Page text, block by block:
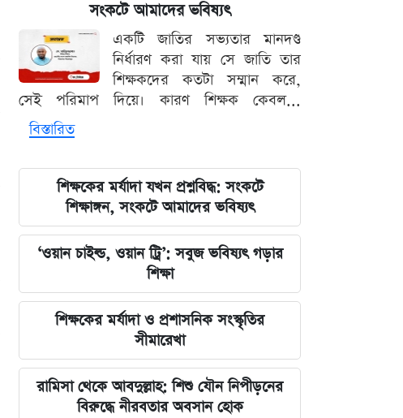
আহসান মুন্সীর উপস্থিতি ঘিরে চাঙ্গা দেবিদ্বার
বিএনপি
ফটিকছড়িতে ব্যবসায়ীকে হত্যাচেষ্টাসহ
একাধিক মামলার আসামি আজম নুর গ্রেপ্তার
নদীর পানি নিয়ে নতুন উদ্বেগ
প্রশাসনিক সংকট ও আন্তর্জাতিক চাপ:
ট্রাম্পের বড় রাজনৈতিক ধাক্কা
৩৪ বছর বয়সে আইপিএল খেলার স্বপ্ন, যে
বিপদে পড়লেন মোহাম্মদ আমির
পদত্যাগের হুমকি দিলে সরাসরি গ্রহণের
হুঁশিয়ারি, পেজেশকিয়ান-খামেনি দ্বন্দ্বে উত্তপ্ত
ইরান
সংকটে আমাদের ভবিষ্যৎ
একটি জাতির সভ্যতার মানদণ্ড
নির্ধারণ করা যায় সে জাতি তার
শিক্ষকদের কতটা সম্মান করে,
সেই পরিমাপ দিয়ে। কারণ শিক্ষক কেবল...
বিস্তারিত
শিক্ষকের মর্যাদা যখন প্রশ্নবিদ্ধ: সংকটে
শিক্ষাঙ্গন, সংকটে আমাদের ভবিষ্যৎ
‘ওয়ান চাইল্ড, ওয়ান ট্রি’: সবুজ ভবিষ্যৎ গড়ার
শিক্ষা
শিক্ষকের মর্যাদা ও প্রশাসনিক সংস্কৃতির
সীমারেখা
রামিসা থেকে আবদুল্লাহ: শিশু যৌন নিপীড়নের
বিরুদ্ধে নীরবতার অবসান হোক